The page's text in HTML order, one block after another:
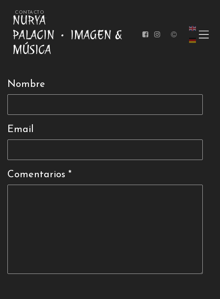
CONTACTO
NURYA
PALACIN
IMAGEN &
MÚSICA
Nombre
Email
Comentarios *